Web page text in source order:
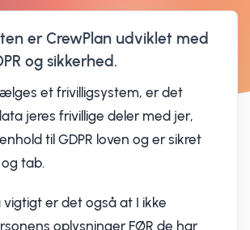
er CrewPlan udviklet med
og sikkerhed.
et frivilligsystem, er det
jeres frivillige deler med jer,
til GDPR loven og er sikret
tab.
vigtigt er det også at I ikke
oplysninger FØR de har